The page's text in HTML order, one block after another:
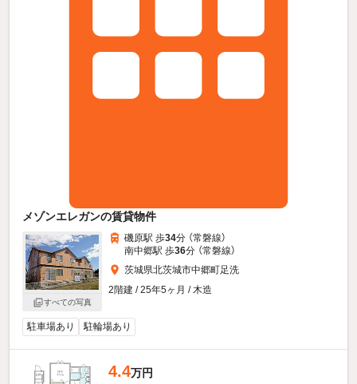
メゾンエレガンの賃貸物件
すべての写真
磯原駅 歩34分 （常磐線）
南中郷駅 歩36分 （常磐線）
茨城県北茨城市中郷町足洗
2階建 / 25年5ヶ月 / 木造
駐車場あり 駐輪場あり
4.4万円